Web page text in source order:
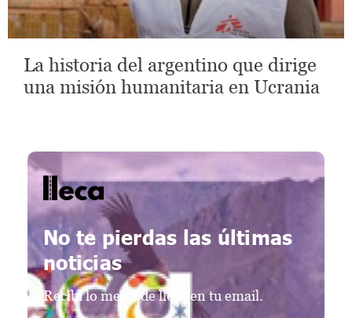
La historia del argentino que dirige
una misión humanitaria en Ucrania
lleca - Periodismo callejero
Periodismo callejero
No te pierdas las últimas
noticias
Recibí lo mejor de lleca en tu email.